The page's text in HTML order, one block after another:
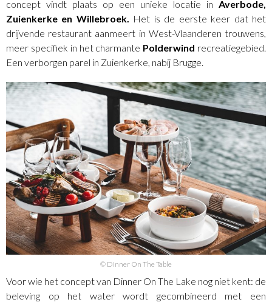
concept vindt plaats op een unieke locatie in Averbode,
Zuienkerke en Willebroek.
Het is de eerste keer dat het
drijvende restaurant aanmeert in West-Vlaanderen trouwens,
meer specifiek in het charmante Polderwind recreatiegebied.
Een verborgen parel in Zuienkerke, nabij Brugge.
© Dinner On The Table
Voor wie het concept van Dinner On The Lake nog niet kent: de
beleving op het water wordt gecombineerd met een